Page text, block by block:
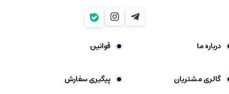
درباره ما قوانین
گالری مشتریان پیگیری سفارش